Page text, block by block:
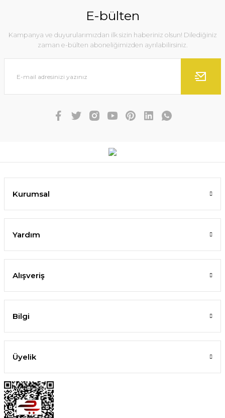
14 Ayar Altın Sonsuzluk Bileklik
SEPETE EKLE
E-bülten
Kampanya ve duyurularımızdan ilk sizin haberiniz olsun! Dilediğiniz
zaman e-bülten aboneliğimizden ayrılabilirsiniz.
Kurumsal
Yardım
Alışveriş
Bilgi
Üyelik